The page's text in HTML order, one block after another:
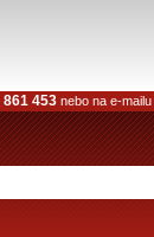
861 453 nebo na e-mailu